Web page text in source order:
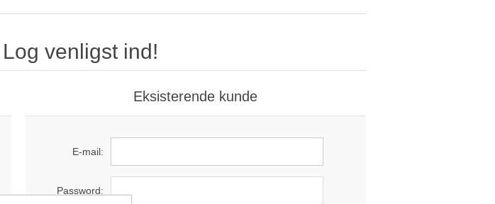
venligst ind!
Eksisterende kunde
E-mail:
Password: